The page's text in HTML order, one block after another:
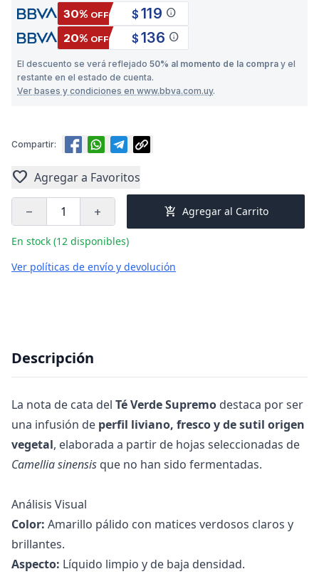
30% OFF $ 119 info
20% OFF $ 136 info
El descuento se verá reflejado 50% al momento de la compra y el
restante en el estado de cuenta.
Ver bases y condiciones en www.bbva.com.uy.
Compartir:
favorite Agregar a Favoritos
remove add add_shopping_cart Agregar al Carrito
En stock (12 disponibles)
Ver políticas de envío y devolución
Descripción
La nota de cata del Té Verde Supremo destaca por ser
una infusión de perfil liviano, fresco y de sutil origen
vegetal, elaborada a partir de hojas seleccionadas de
Camellia sinensis que no han sido fermentadas.
Análisis Visual
Color: Amarillo pálido con matices verdosos claros y
brillantes.
Aspecto: Líquido limpio y de baja densidad.